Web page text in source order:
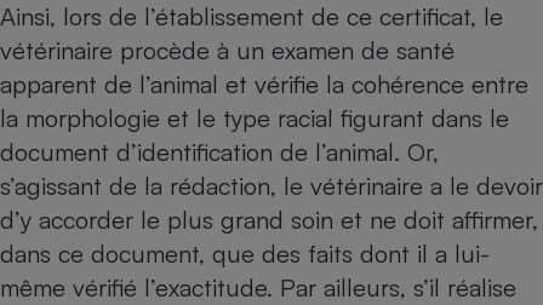
Ainsi, lors de l’établissement de ce certificat, le
vétérinaire procède à un examen de santé
apparent de l’animal et vérifie la cohérence entre
la morphologie et le type racial figurant dans le
document d’identification de l’animal. Or,
s’agissant de la rédaction, le vétérinaire a le devoir
d’y accorder le plus grand soin et ne doit affirmer,
dans ce document, que des faits dont il a lui-
même vérifié l’exactitude. Par ailleurs, s’il réalise